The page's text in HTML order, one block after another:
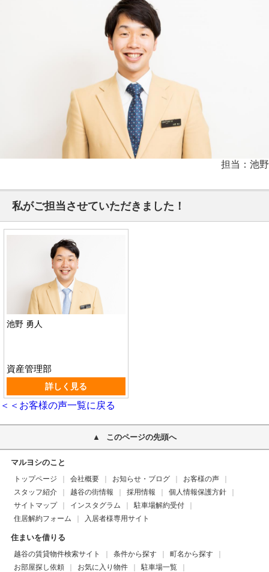
担当：池野
私がご担当させていただきました！
池野 勇人
資産管理部
詳しく見る
＜＜お客様の声一覧に戻る
このページの先頭へ
マルヨシのこと
トップページ 会社概要 お知らせ・ブログ
お客様の声
スタッフ紹介
越谷の街情報 採用情報
個人情報保護方針
サイトマップ
インスタグラム
駐車場解約受付
住居解約フォーム
入居者様専用サイト
住まいを借りる
越谷の賃貸物件検索サイト 条件から探す
町名から探す
お部屋探し依頼
お気に入り物件
駐車場一覧